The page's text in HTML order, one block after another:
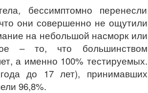
бессимптомно перенесли
они совершенно не ощутили
на небольшой насморк или
– то, что большинством
а именно 100% тестируемых.
до 17 лет), принимавших
96,8%.